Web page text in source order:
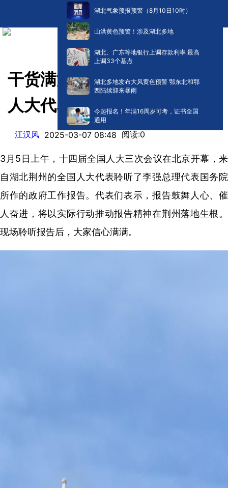
湖北气象预报预警（8月10日10时）
山洪黄色预警！涉及湖北多地
湖北、广东等地银行上调存款利率 最高
上调33个基点
湖北多地发布大风黄色预警 鄂东北和鄂
西陆续迎来暴雨
今起报名！年满16周岁可考，证书全国
通用
干货满满 坚定信心 在荆全国
人大代表热议政府工作报告
江汉风 2025-03-07 08:48 阅读:0
3月5日上午，十四届全国人大三次会议在北京开幕，来
自湖北荆州的全国人大代表聆听了李强总理代表国务院
所作的政府工作报告。代表们表示，报告鼓舞人心、催
人奋进，将以实际行动推动报告精神在荆州落地生根。
现场聆听报告后，大家信心满满。